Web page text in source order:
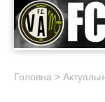
Головна >